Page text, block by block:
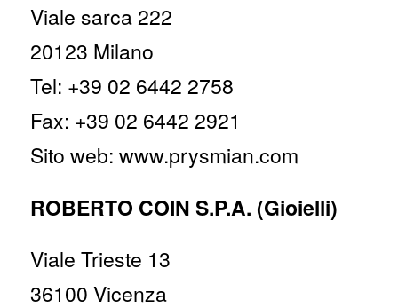
Viale sarca 222
20123 Milano
Tel: +39 02 6442 2758
Fax: +39 02 6442 2921
Sito web: www.prysmian.com
ROBERTO COIN S.P.A. (Gioielli)
Viale Trieste 13
36100 Vicenza